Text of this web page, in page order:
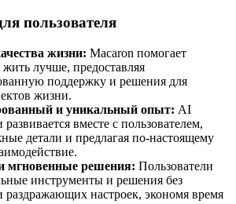
пользователя
жизни: Macaron помогает
жить лучше, предоставляя
поддержку и решения для
жизни.
и уникальный опыт: AI
развивается вместе с пользователем,
детали и предлагая по-настоящему
мгновенные решения: Пользователи
инструменты и решения без
раздражающих настроек, экономя время